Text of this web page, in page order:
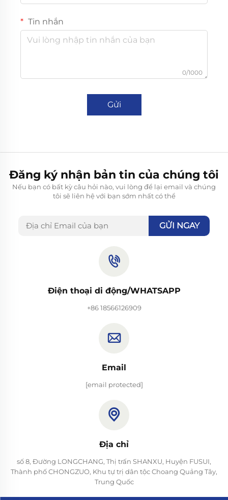
Tin nhắn
0/1000
Gửi
Đăng ký nhận bản tin của chúng tôi
Nếu bạn có bất kỳ câu hỏi nào, vui lòng để lại email và chúng
tôi sẽ liên hệ với bạn sớm nhất có thể
GỬI NGAY
Điện thoại di động/WHATSAPP
+86 18566126909
Email
[email protected]
Địa chỉ
số 8, Đường LONGCHANG, Thị trấn SHANXU, Huyện FUSUI,
Thành phố CHONGZUO, Khu tự trị dân tộc Choang Quảng Tây,
Trung Quốc